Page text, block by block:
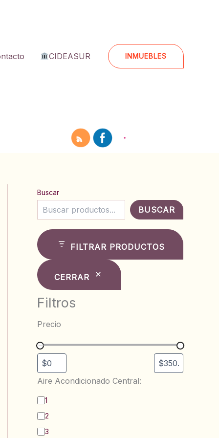
CIDEASUR INMUEBLES
Buscar
BUSCAR
FILTRAR PRODUCTOS
CERRAR
Filtros
Precio
Aire Acondicionado Central:
B
ñ
o
1
2
3